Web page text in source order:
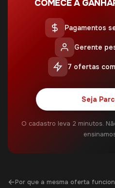
COMECE A
Pagamentos
Gerente
7 ofertas
Seja
O cadastro leva 2 minutos.
←Por que a mesma oferta